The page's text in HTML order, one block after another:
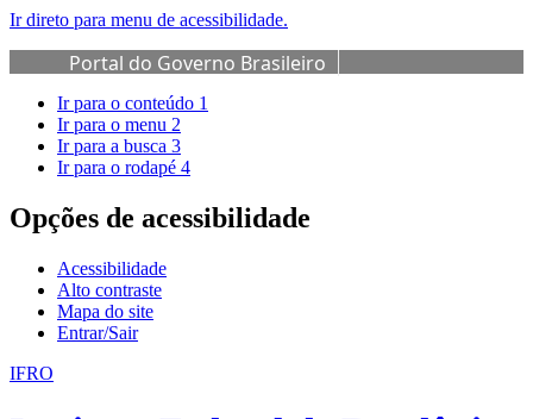
Ir direto para menu de acessibilidade.
Portal do Governo Brasileiro
Ir para o conteúdo 1
Ir para o menu 2
Ir para a busca 3
Ir para o rodapé 4
Opções de acessibilidade
Acessibilidade
Alto contraste
Mapa do site
Entrar/Sair
IFRO